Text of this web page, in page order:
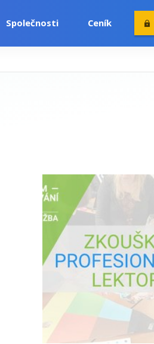
Společnosti Ceník